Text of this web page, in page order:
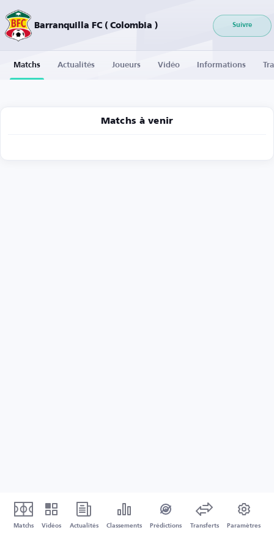
Barranquilla FC ( Colombia ) Suivre
Matchs Actualités Joueurs Vidéo Informations
Matchs à venir
Matchs Vidéos Actualités Classements Prédictions Transferts Paramètres